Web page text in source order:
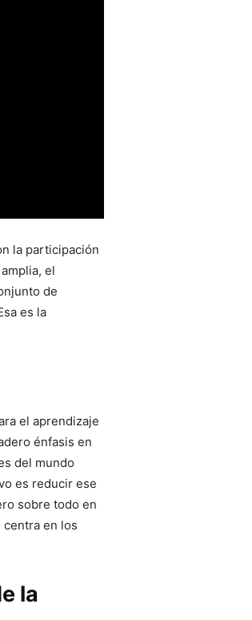
la participación
el
de
es la
el aprendizaje
énfasis en
del mundo
es reducir ese
sobre todo en
centra en los
la